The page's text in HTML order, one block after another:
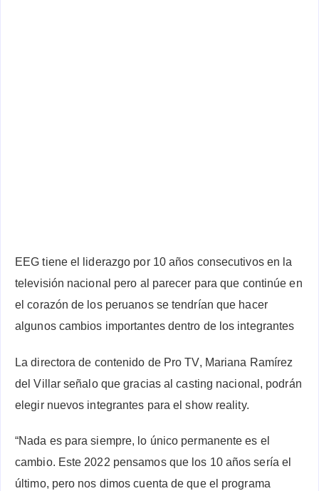
EEG tiene el liderazgo por 10 años consecutivos en la
televisión nacional pero al parecer para que continúe en
el corazón de los peruanos se tendrían que hacer
algunos cambios importantes dentro de los integrantes
La directora de contenido de Pro TV, Mariana Ramírez
del Villar señalo que gracias al casting nacional, podrán
elegir nuevos integrantes para el show reality.
“Nada es para siempre, lo único permanente es el
cambio. Este 2022 pensamos que los 10 años sería el
último, pero nos dimos cuenta de que el programa